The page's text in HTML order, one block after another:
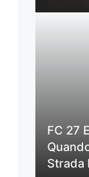
FC 27
Strada